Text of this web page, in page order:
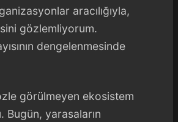
aracılığıyla,
gözlemliyorum.
dengelenmesinde
görülmeyen ekosistem
Bugün, yarasaların